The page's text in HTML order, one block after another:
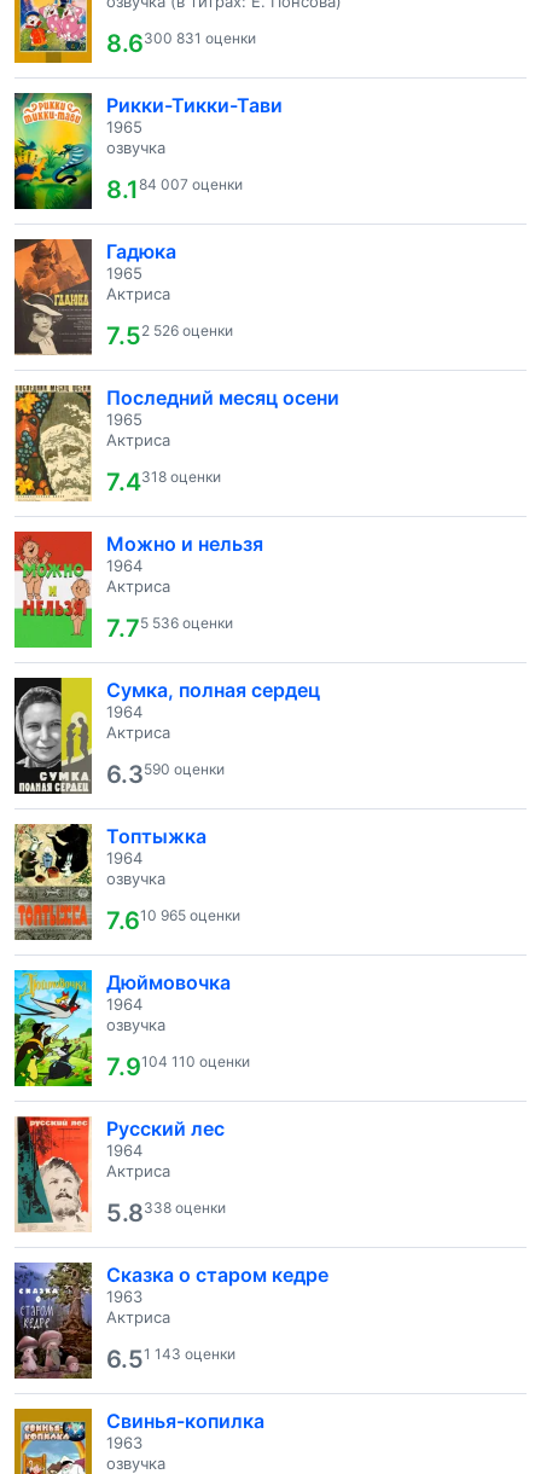
8.6300 831 оценки
Рикки-Тикки-Тави
1965
озвучка
8.184 007 оценки
Гадюка
1965
Актриса
7.52 526 оценки
Последний месяц осени
1965
Актриса
7.4318 оценки
Можно и нельзя
1964
Актриса
7.75 536 оценки
Сумка, полная сердец
1964
Актриса
6.3590 оценки
Топтыжка
1964
озвучка
7.610 965 оценки
Дюймовочка
1964
озвучка
7.9104 110 оценки
Русский лес
1964
Актриса
5.8338 оценки
Сказка о старом кедре
1963
Актриса
6.51 143 оценки
Свинья-копилка
1963
озвучка